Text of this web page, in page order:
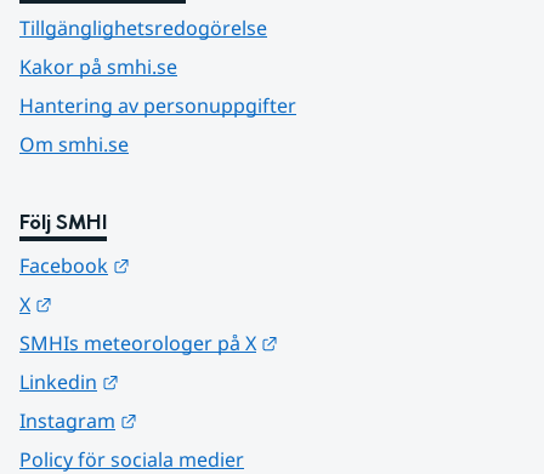
Tillgänglighetsredogörelse
Kakor på smhi.se
Hantering av personuppgifter
Om smhi.se
Följ SMHI
Facebook
X
SMHIs meteorologer på X
Linkedin
Instagram
Policy för sociala medier